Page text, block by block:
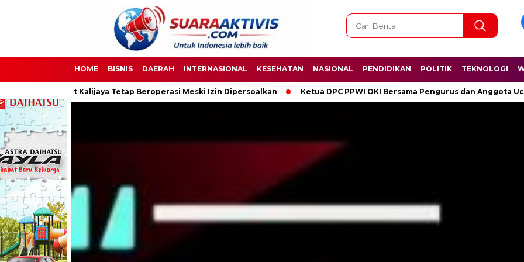
HOME BISNIS DAERAH INTERNASIONAL KESEHATAN NASIONAL PENDIDIKAN POLITIK TEKNOLOGI
Tetap Beroperasi Meski Izin Dipersoalkan Ketua DPC PPWI OKI Bersama Pengurus dan Anggota Ucapkan Selamat Hari